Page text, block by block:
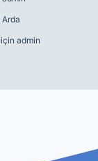
Arda
için admin